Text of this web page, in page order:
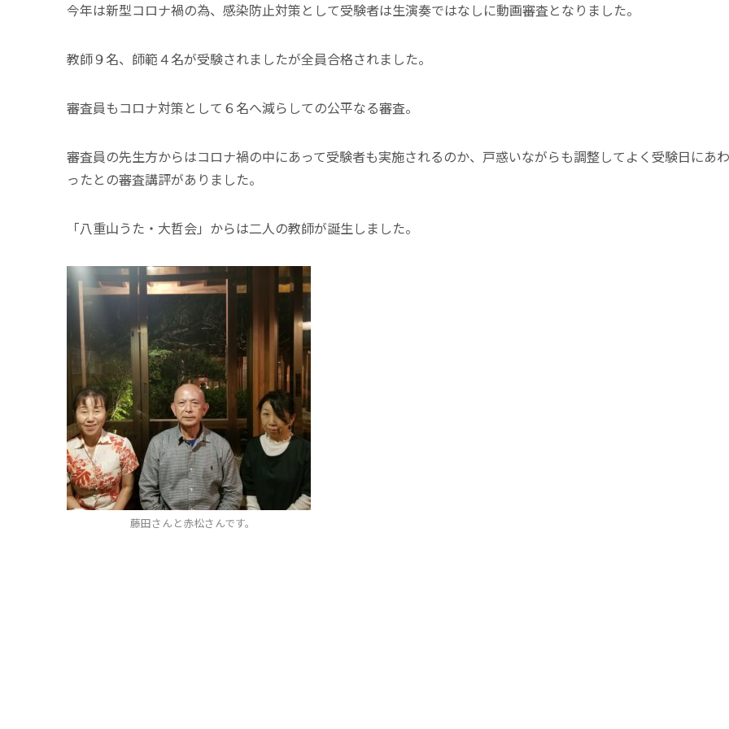
今年は新型コロナ禍の為、感染防止対策として受験者は生演奏ではなしに動画審査となりました。
教師９名、師範４名が受験されましたが全員合格されました。
審査員もコロナ対策として６名へ減らしての公平なる審査。
審査員の先生方からはコロナ禍の中にあって受験者も実施されるのか、戸惑いながらも調整してよく受験日にあ
ったとの審査講評がありました。
「八重山うた・大哲会」からは二人の教師が誕生しました。
藤田さんと赤松さんです。